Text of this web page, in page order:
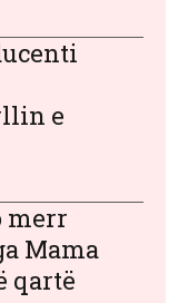
e
merr
Mama
qartë